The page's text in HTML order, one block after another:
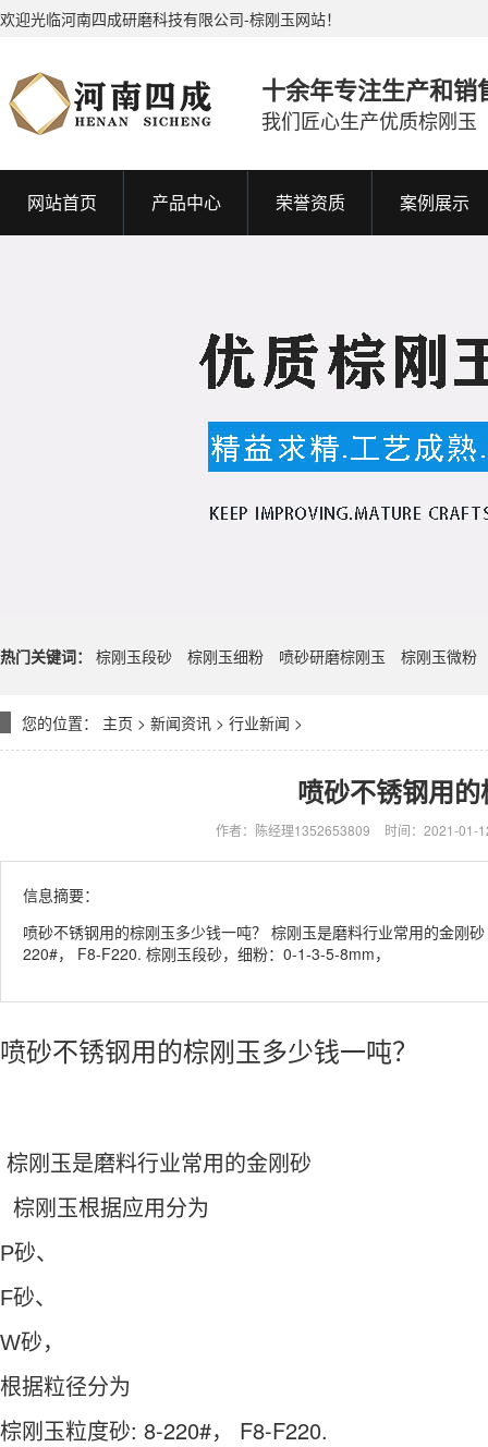
欢迎光临河南四成研磨科技有限公司-棕刚玉网站！
十余年专注生产和销
我们匠心生产优质棕刚玉
网站首页 产品中心 荣誉资质 案例展示
热门关键词： 棕刚玉段砂 棕刚玉细粉 喷砂研磨棕刚玉 棕刚玉微粉
您的位置： 主页 > 新闻资讯 > 行业新闻 >
喷砂不锈钢用
作者：陈经理1352653809 时间：2021-01-
信息摘要：
喷砂不锈钢用的棕刚玉多少钱一吨？ 棕刚玉是磨料行业常用的金刚
220#， F8-F220. 棕刚玉段砂，细粉：0-1-3-5-8mm，
喷砂不锈钢用的棕刚玉多少钱一吨？
棕刚玉是磨料行业常用的金刚砂
棕刚玉根据应用分为
P砂、
F砂、
W砂，
根据粒径分为
棕刚玉粒度砂: 8-220#， F8-F220.